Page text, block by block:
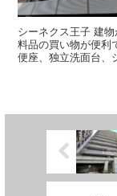
シーネクス王子 建物から徒歩1分の場所にスーパーがあり、日常の食
料品の買い物が便利です。 バス・トイレ別、浴室
便座、独立洗面台、